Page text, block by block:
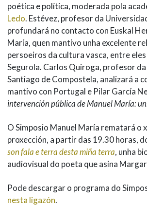
poética e política, moderada pola
Ledo. Estévez, profesor da
profundará no contacto con Euskal
María, quen mantivo unha excelente
persoeiros da cultura vasca, entre
Segurola. Carlos Quiroga, profesor
Santiago de Compostela, analizará a
mantivo con Portugal e Pilar García
intervención pública de Manuel María:
O Simposio Manuel María rematará o
proxección, a partir das 19.30 horas,
son fala e terra desta miña terra, unha
audiovisual do poeta que asina
Pode descargar o programa do
nesta ligazón.